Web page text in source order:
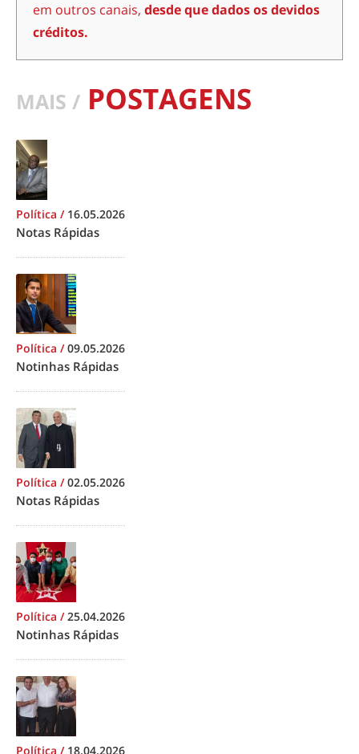
em outros canais, desde que dados os devidos
créditos.
MAIS / POSTAGENS
Política / 16.05.2026
Notas Rápidas
Política /09.05.2026
Notinhas Rápidas
Política /02.05.2026
Notas Rápidas
Política /25.04.2026
Notinhas Rápidas
Política / 18.04.2026